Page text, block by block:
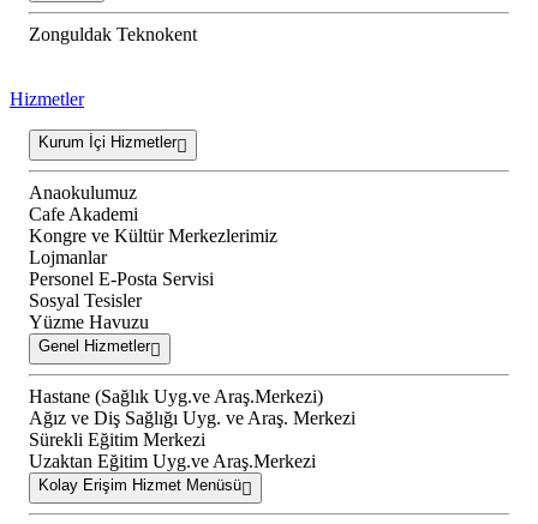
Zonguldak Teknokent
Hizmetler
Kurum İçi Hizmetler
Anaokulumuz
Cafe Akademi
Kongre ve Kültür Merkezlerimiz
Lojmanlar
Personel E-Posta Servisi
Sosyal Tesisler
Yüzme Havuzu
Genel Hizmetler
Hastane (Sağlık Uyg.ve Araş.Merkezi)
Ağız ve Diş Sağlığı Uyg. ve Araş. Merkezi
Sürekli Eğitim Merkezi
Uzaktan Eğitim Uyg.ve Araş.Merkezi
Kolay Erişim Hizmet Menüsü